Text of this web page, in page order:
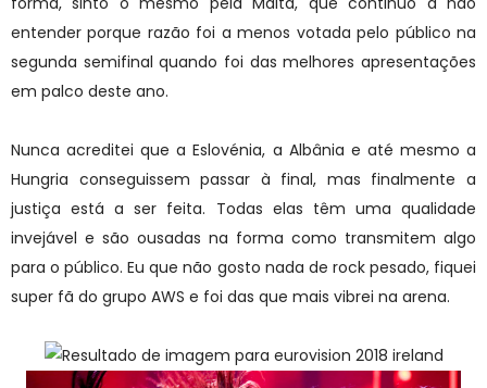
entender porque razão foi a menos votada pelo público na
segunda semifinal quando foi das melhores apresentações
em palco deste ano.
Nunca acreditei que a Eslovénia, a Albânia e até mesmo a
Hungria conseguissem passar à final, mas finalmente a
justiça está a ser feita. Todas elas têm uma qualidade
invejável e são ousadas na forma como transmitem algo
para o público. Eu que não gosto nada de rock pesado, fiquei
super fã do grupo AWS e foi das que mais vibrei na arena.